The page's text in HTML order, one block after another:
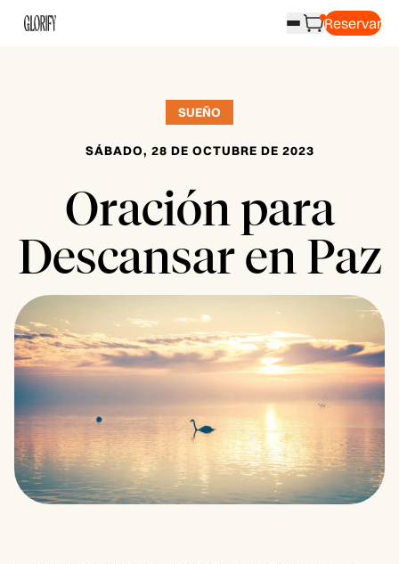
Reservar
SUEÑO
SÁBADO, 28 DE OCTUBRE DE 2023
Oración para
Descansar en Paz